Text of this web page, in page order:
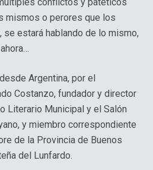
mismos o perores que los
se estará hablando de lo mismo,
Argentina, por el
Costanzo, fundador y director
Literario Municipal y el Salón
y miembro correspondiente
de la Provincia de Buenos
del Lunfardo.